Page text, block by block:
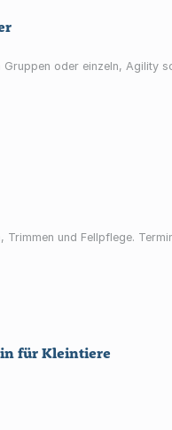
Gruppen oder einzeln,
und Fellpflege.
für Kleintiere